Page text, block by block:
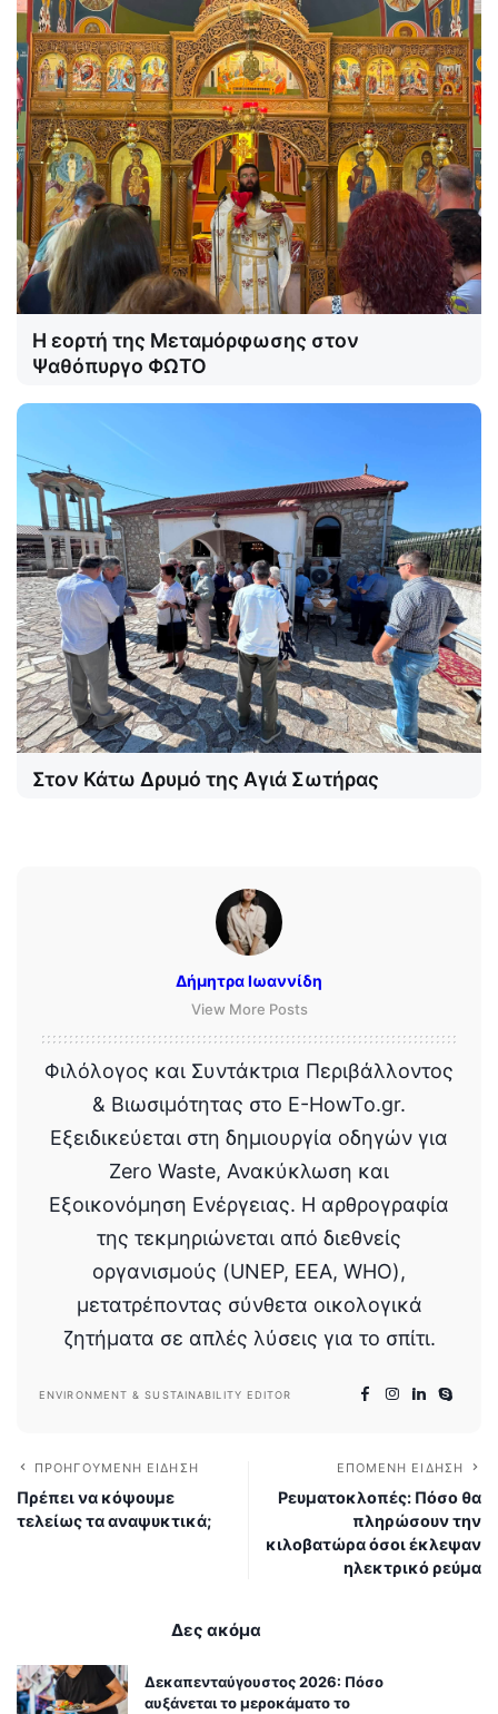
Η εορτή της Μεταμόρφωσης στον
Ψαθόπυργο ΦΩΤΟ
Στον Κάτω Δρυμό της Αγιά Σωτήρας
Δήμητρα Ιωαννίδη
View More Posts
Φιλόλογος και Συντάκτρια Περιβάλλοντος
& Βιωσιμότητας στο E-HowTo.gr.
Εξειδικεύεται στη δημιουργία οδηγών για
Zero Waste, Ανακύκλωση και
Εξοικονόμηση Ενέργειας. Η αρθρογραφία
της τεκμηριώνεται από διεθνείς
οργανισμούς (UNEP, EEA, WHO),
μετατρέποντας σύνθετα οικολογικά
ζητήματα σε απλές λύσεις για το σπίτι.
ENVIRONMENT & SUSTAINABILITY EDITOR
ΠΡΟΗΓΟΎΜΕΝΗ ΕΊΔΗΣΗ
Πρέπει να κόψουμε
τελείως τα αναψυκτικά;
ΕΠΌΜΕΝΗ ΕΊΔΗΣΗ
Ρευματοκλοπές: Πόσο θα
πληρώσουν την
κιλοβατώρα όσοι έκλεψαν
ηλεκτρικό ρεύμα
Δες ακόμα
Δεκαπενταύγουστος 2026: Πόσο
αυξάνεται το μεροκάματο το